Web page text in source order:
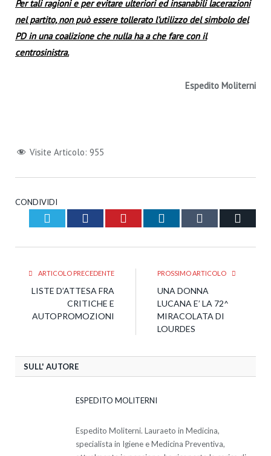
Per tali ragioni e per evitare ulteriori ed insanabili lacerazioni
nel partito, non può essere tollerato l’utilizzo del simbolo del
PD in una coalizione che nulla ha a che fare con il
centrosinistra.
Espedito Moliterni
Visite Articolo: 955
CONDIVIDI
Twitter Facebook Pinterest LinkedIn Tumblr
ARTICOLO PRECEDENTE
LISTE D’ATTESA FRA
CRITICHE E
AUTOPROMOZIONI
PROSSIMO ARTICOLO
UNA DONNA
LUCANA E’ LA 72^
MIRACOLATA DI
LOURDES
SULL' AUTORE
ESPEDITO MOLITERNI
Espedito Moliterni. Lauraeto in Medicina,
specialista in Igiene e Medicina Preventiva,